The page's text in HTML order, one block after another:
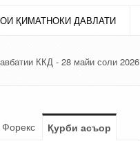
ҚИМАТНОКИ ДАВЛАТИ
ККД - 28 майи соли 2026
Форекс Қурби асъор